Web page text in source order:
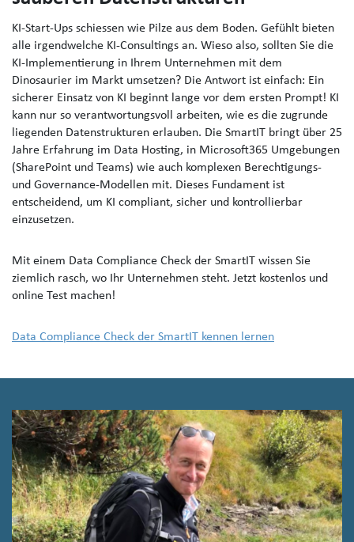
KI-Start-Ups schiessen wie Pilze aus dem Boden. Gefühlt bieten
alle irgendwelche KI-Consultings an. Wieso also, sollten Sie die
KI-Implementierung in Ihrem Unternehmen mit dem
Dinosaurier im Markt umsetzen? Die Antwort ist einfach: Ein
sicherer Einsatz von KI beginnt lange vor dem ersten Prompt! KI
kann nur so verantwortungsvoll arbeiten, wie es die zugrunde
liegenden Datenstrukturen erlauben. Die SmartIT bringt über 25
Jahre Erfahrung im Data Hosting, in Microsoft365 Umgebungen
(SharePoint und Teams) wie auch komplexen Berechtigungs-
und Governance-Modellen mit. Dieses Fundament ist
entscheidend, um KI compliant, sicher und kontrollierbar
einzusetzen.
Mit einem Data Compliance Check der SmartIT wissen Sie
ziemlich rasch, wo Ihr Unternehmen steht. Jetzt kostenlos und
online Test machen!
Data Compliance Check der SmartIT kennen lernen